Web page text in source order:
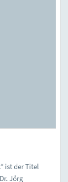
ist der Titel
Jörg